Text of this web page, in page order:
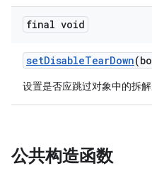
final void
setDisableTearDown
设置是否应跳过对象中的拆解
公共构造函数